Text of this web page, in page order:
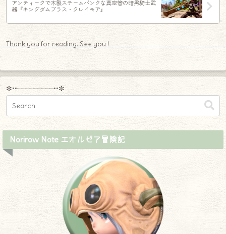
アンティークで木製スチームパンクな真空管の暗黒騎士武
器『キングダムブラス・クレイモア』
Thank you for reading. See you !
✼••┈┈┈┈┈┈┈┈┈••✼
Norirow Note エオルゼア冒険記